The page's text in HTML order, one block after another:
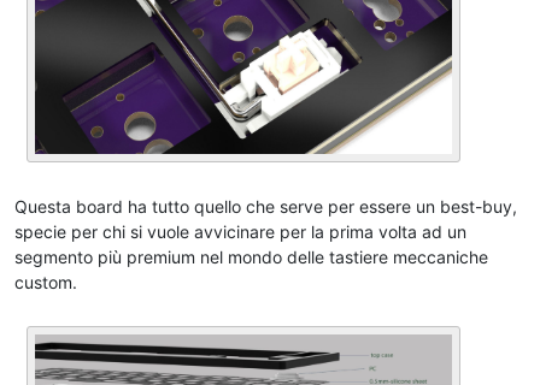
Questa board ha tutto quello che serve per essere un best-buy,
specie per chi si vuole avvicinare per la prima volta ad un
segmento più premium nel mondo delle tastiere meccaniche
custom.